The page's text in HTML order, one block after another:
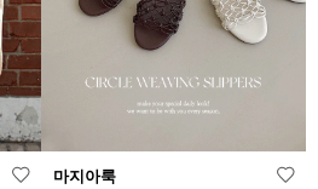
마지아룩